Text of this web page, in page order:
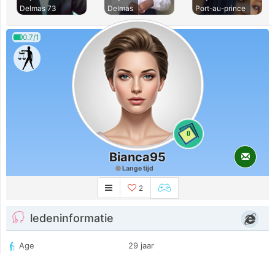
Delmas 73
Delmas
Port-au-prince
0.7/1
0
Bianca95
Lange tijd
2
ledeninformatie
Age
29 jaar